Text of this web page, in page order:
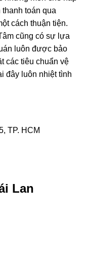
toán qua
cách thuận tiện.
cũng có sự lựa
luôn được bảo
các tiêu chuẩn vệ
đây luôn nhiệt tình
TP. HCM
Lan